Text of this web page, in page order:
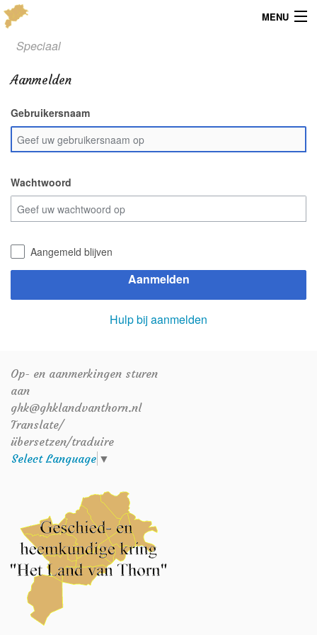
MENU
Menu
Publicaties
Dialect
Locaties
Kaarten
Overig
Verenigingsinfo
Speciaal
Aanmelden
Gebruikersnaam
Wachtwoord
Aangemeld blijven
Aanmelden
Hulp bij aanmelden
Op- en aanmerkingen sturen
aan
ghk@ghklandvanthorn.nl
Translate/
übersetzen/traduire
Select Language ▼